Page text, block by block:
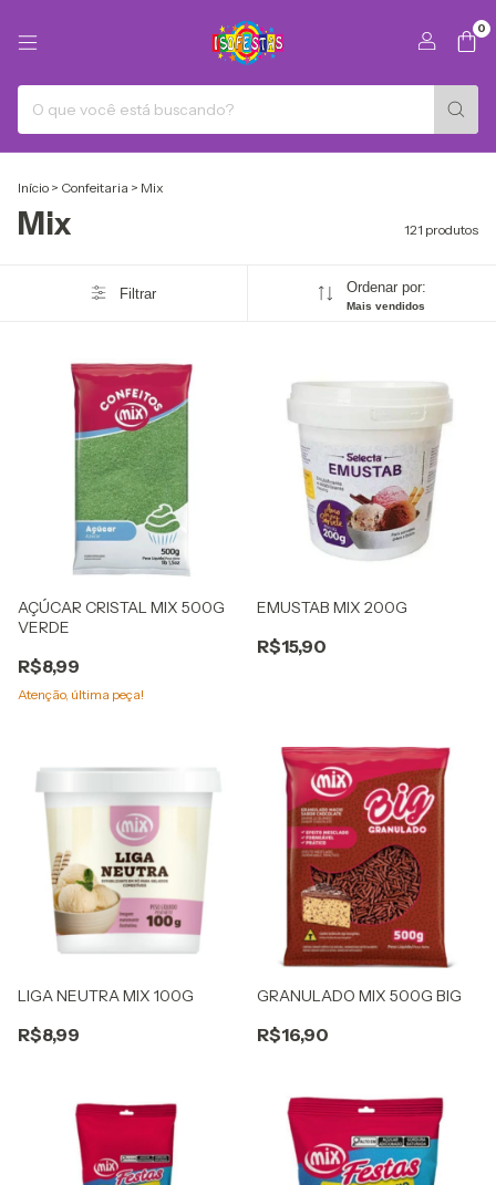
0
Início > Confeitaria > Mix
Mix 121 produtos
Filtrar Ordenar por:
Mais vendidos
AÇÚCAR CRISTAL MIX 500G
VERDE
R$8,99
Atenção, última peça!
EMUSTAB MIX 200G
R$15,90
LIGA NEUTRA MIX 100G
R$8,99
GRANULADO MIX 500G BIG
R$16,90